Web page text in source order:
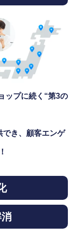
ップに続く“第3の
でき、顧客エンゲ